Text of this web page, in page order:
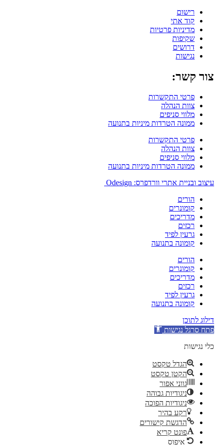
רישום
קוד אתי
מדיניות פרטיות
שקיפות
דרושים
נגישות
צור קשר:
פרטי התקשרות
צוות הנהלה
מלווי סניפים
ממונה הטרדות מיניות בתנועה
פרטי התקשרות
צוות הנהלה
מלווי סניפים
ממונה הטרדות מיניות בתנועה
עיצוב ובניית אתרי וורדפרס: Odesign
הורים
קומונרים
מדריכים
רכזים
גרעין לפיד
קומונה בתנועה
הורים
קומונרים
מדריכים
רכזים
גרעין לפיד
קומונה בתנועה
דילוג לתוכן
פתח סרגל נגישות
כלי נגישות
הגדל טקסט
הקטן טקסט
גווני אפור
ניגודיות גבוהה
ניגודיות הפוכה
רקע בהיר
הדגשת קישורים
פונט קריא
איפוס